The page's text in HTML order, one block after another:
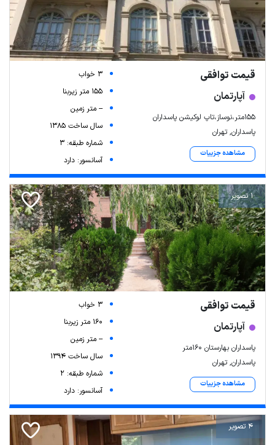
قیمت توافقی
آپارتمان
155متر،نوساز،تاپ لوکیشن پاسداران
پاسداران, تهران
مشاهده جزییات
3 خواب
155 متر زیربنا
-- متر زمین
سال ساخت 1385
شماره طبقه: 3
آسانسور: دارد
1 تصویر
قیمت توافقی
آپارتمان
پاسداران بهارستان 160متر
پاسداران, تهران
مشاهده جزییات
3 خواب
160 متر زیربنا
-- متر زمین
سال ساخت 1394
شماره طبقه: 2
آسانسور: دارد
4 تصویر